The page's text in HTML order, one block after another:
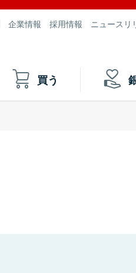
企業情報 採用情報 ニュースリ
買う